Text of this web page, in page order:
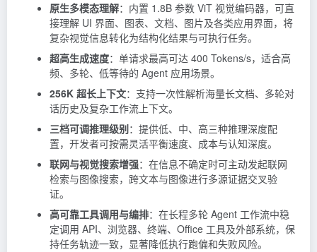
原生多模态理解：内置 1.8B 参数 ViT 视觉编码器，可直
接理解 UI 界面、图表、文档、图片及各类应用界面，将
复杂视觉信息转化为结构化结果与可执行任务。
超高生成速度：单请求最高可达 400 Tokens/s，适合高
频、多轮、低等待的 Agent 应用场景。
256K 超长上下文：支持一次性解析海量长文档、多轮对
话历史及复杂工作流上下文。
三档可调推理级别：提供低、中、高三种推理深度配
置，开发者可按需灵活平衡速度、成本与认知深度。
联网与视觉搜索增强：在信息不确定时可主动发起联网
检索与图像搜索，跨文本与图像进行多源证据交叉验
证。
高可靠工具调用与编排：在长程多轮 Agent 工作流中稳
定调用 API、浏览器、终端、Office 工具及外部系统，保
持任务轨迹一致，显著降低执行跑偏和失败风险。